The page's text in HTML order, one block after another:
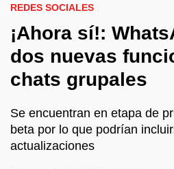
REDES SOCIALES
¡Ahora sí!:
dos nuevas
chats grupales
Se encuentran en etapa de
beta por lo que podrían
actualizaciones